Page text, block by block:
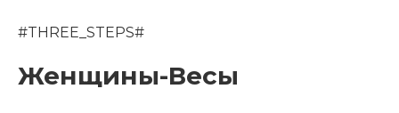
#THREE_STEPS#
Женщины-Весы